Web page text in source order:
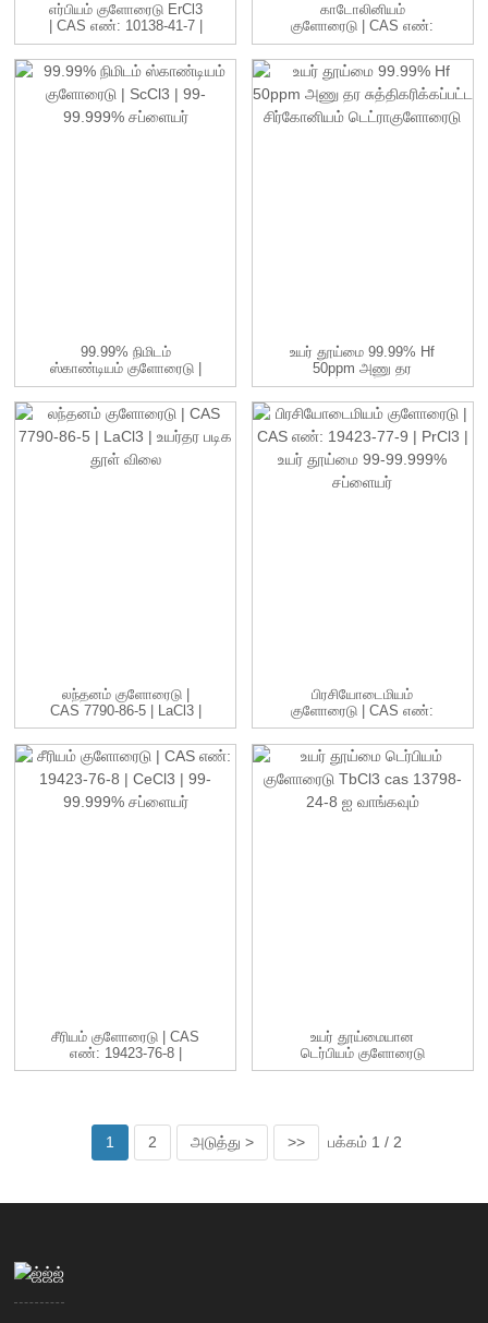
எர்பியம் குளோரைடு ErCl3
| CAS எண்: 10138-41-7 |
ம...
காடோலினியம்
குளோரைடு | CAS எண்:
13450-84-5 | GdC...
99.99% நிமிடம்
ஸ்காண்டியம் குளோரைடு |
ScCl3 | 99-99.999...
உயர் தூய்மை 99.99% Hf
50ppm அணு தர
சுத்திகரிப்பு...
லந்தனம் குளோரைடு |
CAS 7790-86-5 | LaCl3 |
H...
பிரசியோடைமியம்
குளோரைடு | CAS எண்:
19423-77-9 | பி...
சீரியம் குளோரைடு | CAS
எண்: 19423-76-8 |
CeCl3 |...
உயர் தூய்மையான
டெர்பியம் குளோரைடு
TbCl3 Cas 1379
1 2 அடுத்து > >> பக்கம் 1 / 2